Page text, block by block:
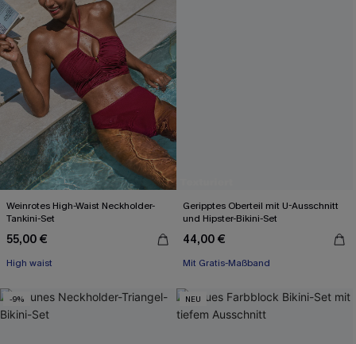
Weinrotes High-Waist Neckholder-
Tankini-Set
55,00 €
High waist
Geripptes Oberteil mit U-Ausschnitt
und Hipster-Bikini-Set
44,00 €
Mit Gratis-Maßband
High waist
-9% NEU